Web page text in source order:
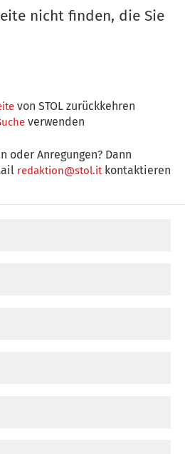
nicht finden, die Sie
von STOL zurückkehren
verwenden
oder Anregungen? Dann
redaktion@stol.itkontaktieren